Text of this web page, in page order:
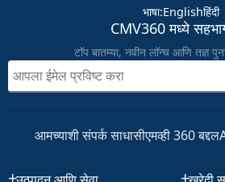
भाषा:Englishहिंदी
CMV360 मध्ये
टॉप बातम्या, नवीन लॉन्च आणि तज्ञ
आमच्याशी संपर्क साधासीएमव्ही 360 बद्दल